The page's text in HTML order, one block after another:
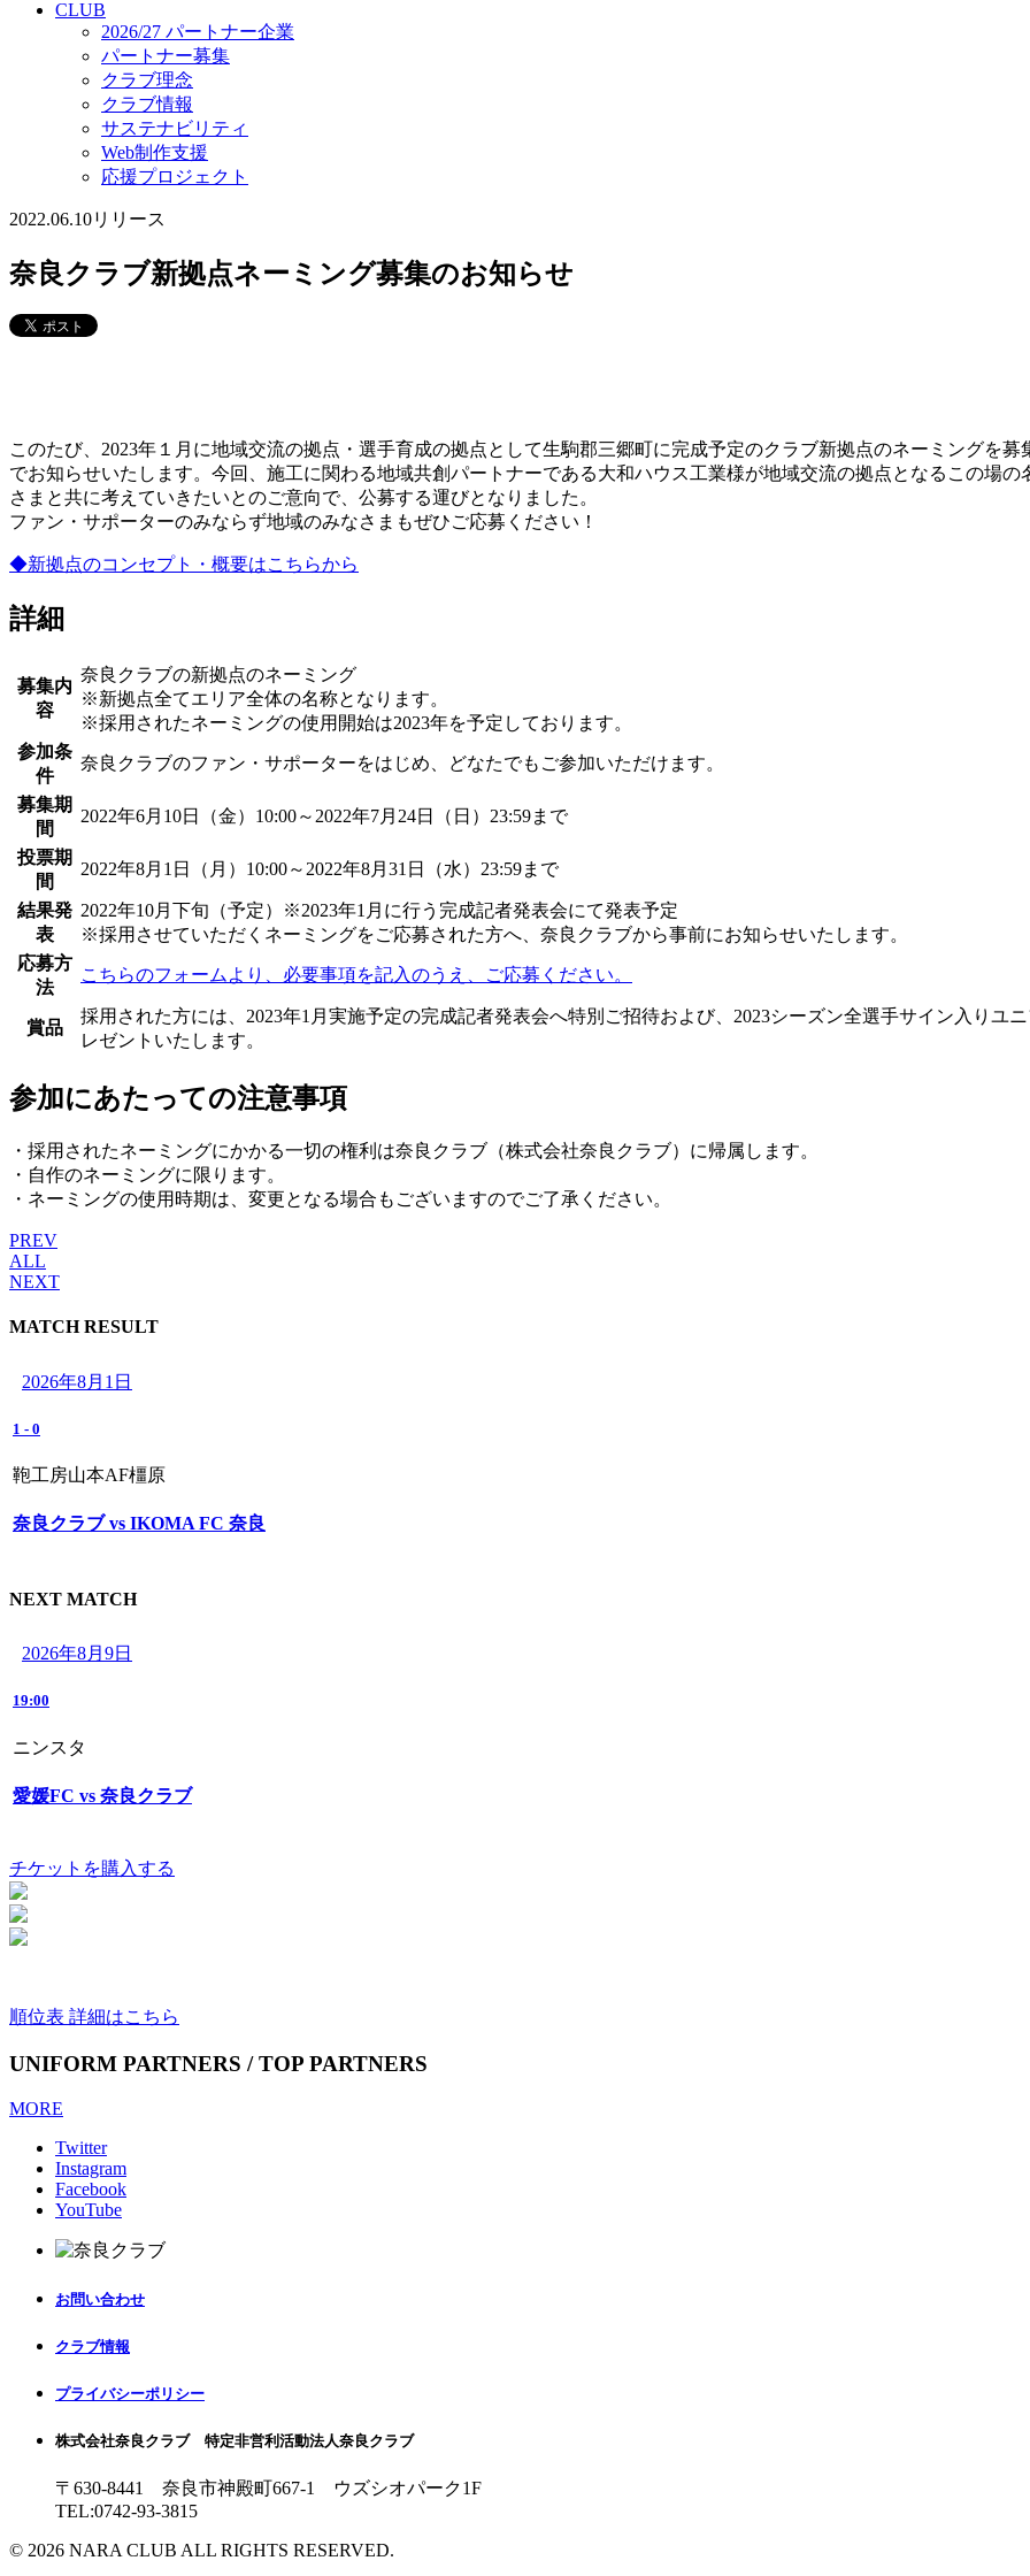
CLUB
2026/27 パートナー企業
パートナー募集
クラブ理念
クラブ情報
サステナビリティ
Web制作支援
応援プロジェクト
2022.06.10リリース
奈良クラブ新拠点ネーミング募集のお知らせ
このたび、2023年１月に地域交流の拠点・選手育成の拠点として生駒郡三郷町に完成予定のクラブ新拠点のネーミングを募
でお知らせいたします。今回、施工に関わる地域共創パートナーである大和ハウス工業様が地域交流の拠点となるこの場の
さまと共に考えていきたいとのご意向で、公募する運びとなりました。
ファン・サポーターのみならず地域のみなさまもぜひご応募ください！
◆新拠点のコンセプト・概要はこちらから
詳細
募集内
容
奈良クラブの新拠点のネーミング
※新拠点全てエリア全体の名称となります。
※採用されたネーミングの使用開始は2023年を予定しております。
参加条
件
奈良クラブのファン・サポーターをはじめ、どなたでもご参加いただけます。
募集期
間
2022年6月10日（金）10:00～2022年7月24日（日）23:59まで
投票期
間
2022年8月1日（月）10:00～2022年8月31日（水）23:59まで
結果発
表
2022年10月下旬（予定）※2023年1月に行う完成記者発表会にて発表予定
※採用させていただくネーミングをご応募された方へ、奈良クラブから事前にお知らせいたします。
応募方
法
こちらのフォームより、必要事項を記入のうえ、ご応募ください。
賞品
採用された方には、2023年1月実施予定の完成記者発表会へ特別ご招待および、2023シーズン全選手サイン入りユ
レゼントいたします。
参加にあたっての注意事項
・採用されたネーミングにかかる一切の権利は奈良クラブ（株式会社奈良クラブ）に帰属します。
・自作のネーミングに限ります。
・ネーミングの使用時期は、変更となる場合もございますのでご了承ください。
PREV
ALL
NEXT
MATCH RESULT
2026年8月1日
1 - 0
鞄工房山本AF橿原
奈良クラブ vs IKOMA FC 奈良
NEXT MATCH
2026年8月9日
19:00
ニンスタ
愛媛FC vs 奈良クラブ
チケットを購入する
順位表 詳細はこちら
UNIFORM PARTNERS / TOP PARTNERS
MORE
Twitter
Instagram
Facebook
YouTube
お問い合わせ
クラブ情報
プライバシーポリシー
株式会社奈良クラブ 特定非営利活動法人奈良クラブ
〒630-8441 奈良市神殿町667-1
ウズシオパーク1F
TEL:0742-93-3815
© 2026 NARA CLUB ALL RIGHTS RESERVED.